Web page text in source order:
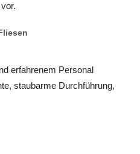
erfahrenem Personal
staubarme Durchführung,